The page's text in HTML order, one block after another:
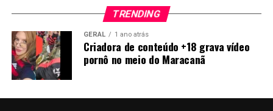
TRENDING
GERAL 1 ano atrás
Criadora de conteúdo +18 grava vídeo
pornô no meio do Maracanã